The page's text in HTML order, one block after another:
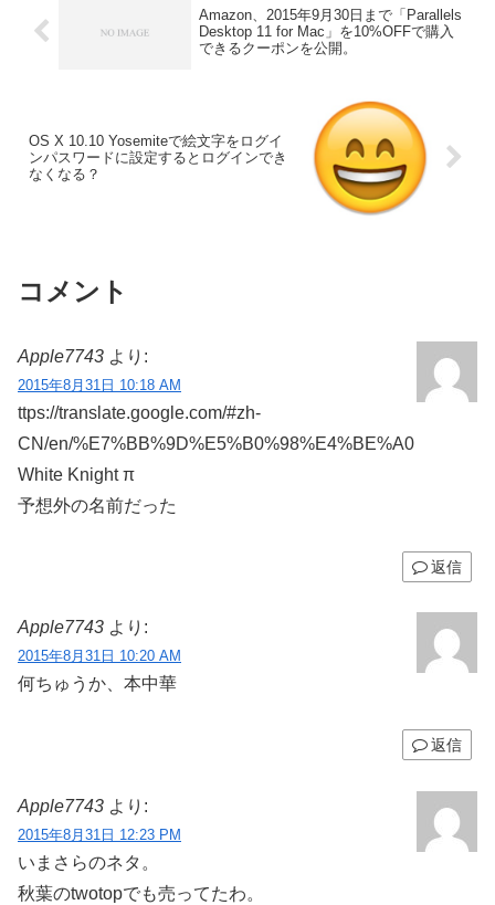
Amazon、2015年9月30日まで「Parallels
Desktop 11 for Mac」を10%OFFで購入
できるクーポンを公開。
OS X 10.10 Yosemiteで絵文字をログイ
ンパスワードに設定するとログインでき
なくなる？
コメント
Apple7743 より:
2015年8月31日 10:18 AM
ttps://translate.google.com/#zh-
CN/en/%E7%BB%9D%E5%B0%98%E4%BE%A0
White Knight π
予想外の名前だった
返信
Apple7743 より:
2015年8月31日 10:20 AM
何ちゅうか、本中華
返信
Apple7743 より:
2015年8月31日 12:23 PM
いまさらのネタ。
秋葉のtwotopでも売ってたわ。